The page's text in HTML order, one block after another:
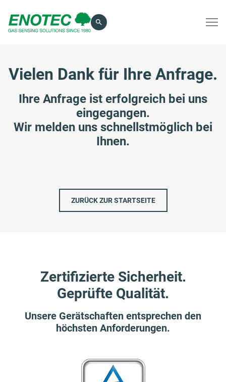
Vielen Dank für Ihre Anfrage.
Ihre Anfrage ist erfolgreich bei uns
eingegangen.
Wir melden uns schnellstmöglich bei
Ihnen.
ZURÜCK ZUR STARTSEITE
Zertifizierte Sicherheit.
Geprüfte Qualität.
Unsere Gerätschaften entsprechen den
höchsten Anforderungen.